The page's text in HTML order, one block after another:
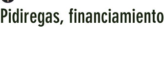
Pidiregas,